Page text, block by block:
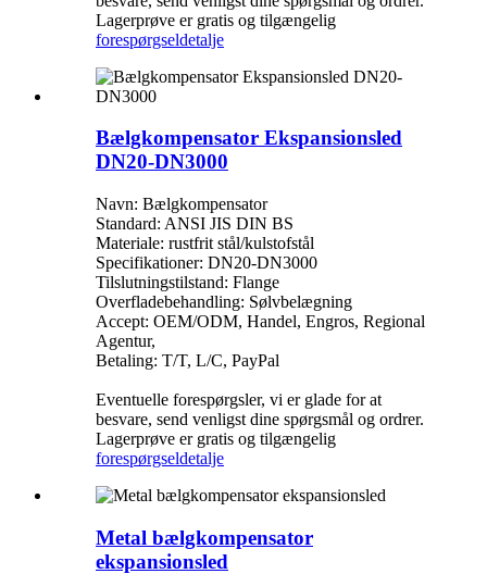
Lagerprøve er gratis og tilgængelig
forespørgseldetalje
Bælgkompensator Ekspansionsled
DN20-DN3000
Navn: Bælgkompensator
Standard: ANSI JIS DIN BS
Materiale: rustfrit stål/kulstofstål
Specifikationer: DN20-DN3000
Tilslutningstilstand: Flange
Overfladebehandling: Sølvbelægning
Accept: OEM/ODM, Handel, Engros, Regional
Agentur,
Betaling: T/T, L/C, PayPal
Eventuelle forespørgsler, vi er glade for at
besvare, send venligst dine spørgsmål og ordrer.
Lagerprøve er gratis og tilgængelig
forespørgseldetalje
Metal bælgkompensator
ekspansionsled